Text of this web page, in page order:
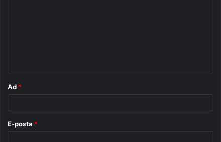
Ad *
E-posta *